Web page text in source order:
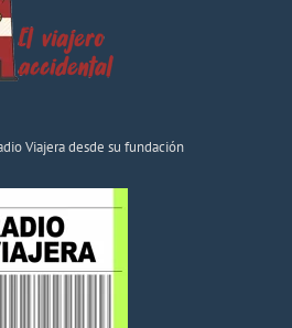
Viajera desde su fundación